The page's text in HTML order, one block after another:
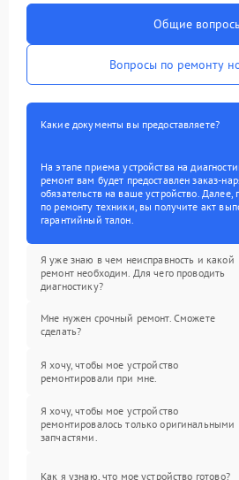
Общие
Вопросы по ремонту
Какие документы вы предоставляете?
На этапе приема устройства на
ремонт вам будет предоставлен заказ-
обязательств на ваше устройство.
по ремонту техники, вы получите акт
гарантийный талон.
Я уже знаю в чем неисправность и какой
ремонт необходим. Для чего проводить
диагностику?
Мне нужен срочный ремонт. Сможете
сделать?
Я хочу, чтобы мое устройство
ремонтировали при мне.
Я хочу, чтобы мое устройство
ремонтировалось только оригинальными
запчастями.
Как я узнаю, что мое устройство готово?